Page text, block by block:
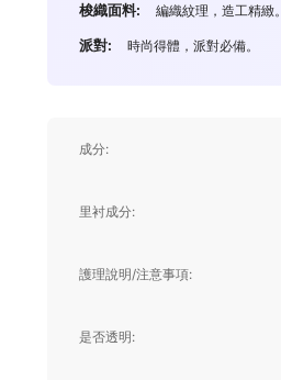
梭織面料: 編織紋理，造工精緻。
派對: 時尚得體，派對必備。
成分:
里衬成分:
護理說明/注意事項:
是否透明: